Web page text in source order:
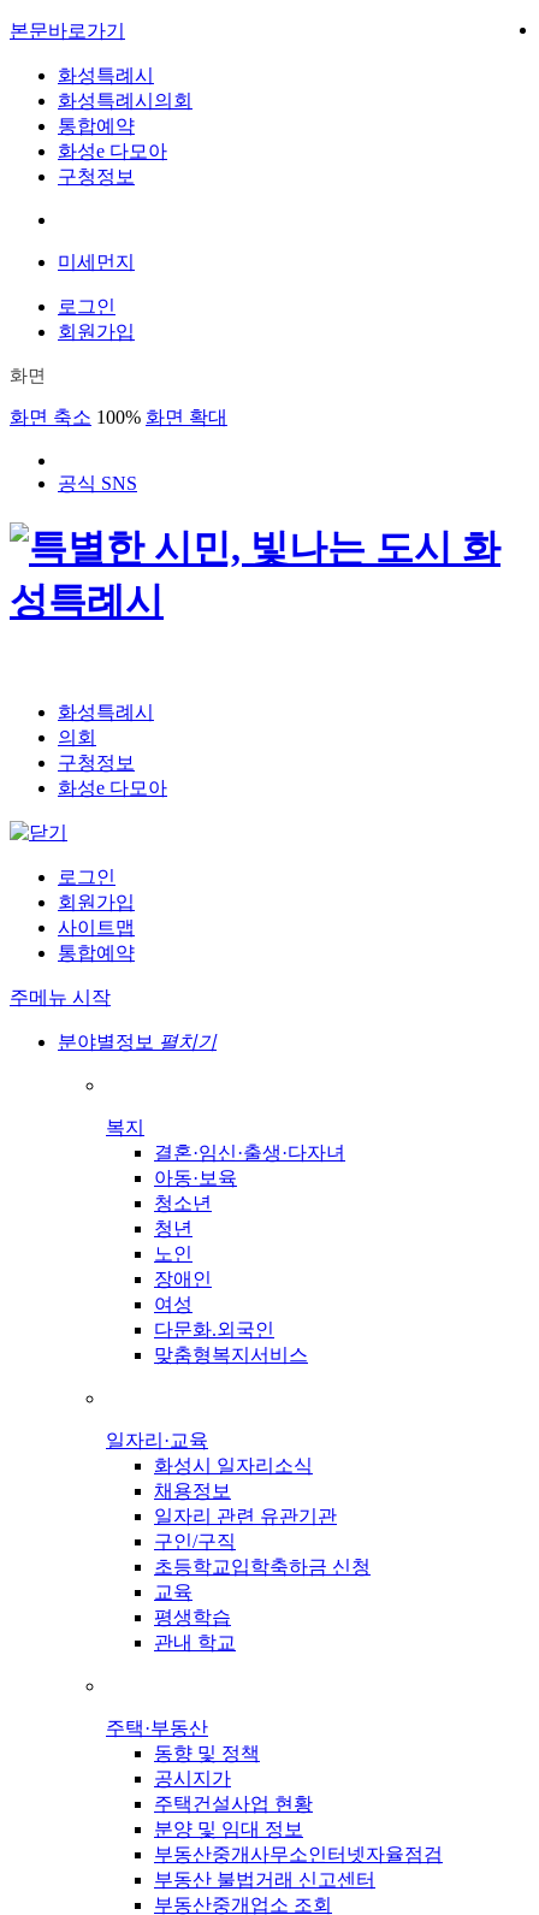
본문바로가기
화성특례시
화성특례시의회
통합예약
화성e 다모아
구청정보
미세먼지
로그인
회원가입
화면
화면 축소 100% 화면 확대
공식 SNS
화성특례시
의회
구청정보
화성e 다모아
로그인
회원가입
사이트맵
통합예약
주메뉴 시작
분야별정보 펼치기
복지
결혼·임신·출생·다자녀
아동·보육
청소년
청년
노인
장애인
여성
다문화.외국인
맞춤형복지서비스
일자리·교육
화성시 일자리소식
채용정보
일자리 관련 유관기관
구인/구직
초등학교입학축하금 신청
교육
평생학습
관내 학교
주택·부동산
동향 및 정책
공시지가
주택건설사업 현황
분양 및 임대 정보
부동산중개사무소인터넷자율점검
부동산 불법거래 신고센터
부동산중개업소 조회